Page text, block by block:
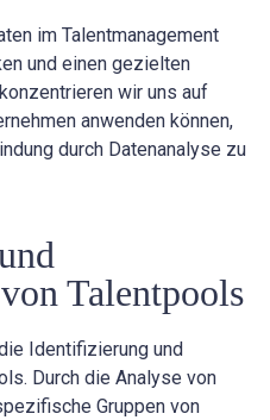
im Talentmanagement
und einen gezielten
wir uns auf
anwenden können,
durch Datenanalyse zu
Talentpools
Identifizierung und
Durch die Analyse von
Gruppen von